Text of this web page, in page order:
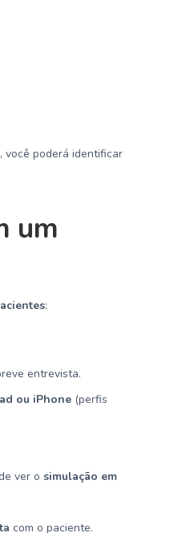
você poderá identificar
um
:
entrevista.
ou iPhone (perfis
ver o simulação em
com o paciente.